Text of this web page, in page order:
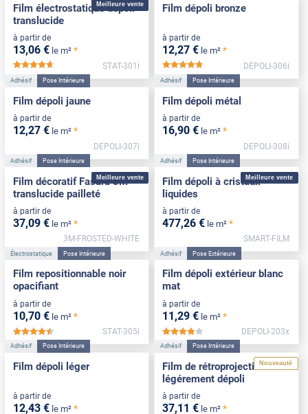
Meilleure vente
Film électrostatique dépoli
translucide
à partir de
13,06 € le m² *
*****
STAT-301i
Film dépoli bronze
à partir de
12,27 € le m² *
*****
DEPOLI-306i
Adhésif Pose Intérieure
Film dépoli jaune
à partir de
12,27 € le m² *
DEPOLI-307i
Adhésif Pose Intérieure
Film dépoli métal
à partir de
16,90 € le m² *
DEPOLI-308i
Meilleure vente
Adhésif Pose Intérieure
Film décoratif Fasara 3M
translucide pailleté
à partir de
37,09 € le m² *
3M-FROSTED-WHITE
Meilleure vente
Adhésif Pose Intérieure
Film dépoli à cristaux
liquides
à partir de
477,26 € le m² *
SMART-FILM
Électrostatique Pose Intérieure
Film repositionnable noir
opacifiant
à partir de
10,70 € le m² *
*****
STAT-305i
Adhésif Pose Extérieure
Film dépoli extérieur blanc
mat
à partir de
11,29 € le m² *
*****
DEPOLI-203x
Adhésif Pose Intérieure
Film dépoli léger
à partir de
12,43 € le m² *
Nouveauté
Adhésif Pose Intérieure
Film de rétroprojection
légérement dépoli
à partir de
37,11 € le m² *